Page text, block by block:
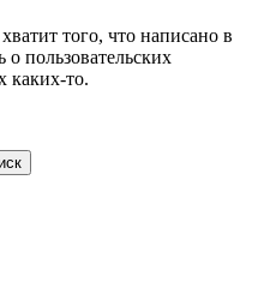
того, что написано в
о пользовательских
каких-то.